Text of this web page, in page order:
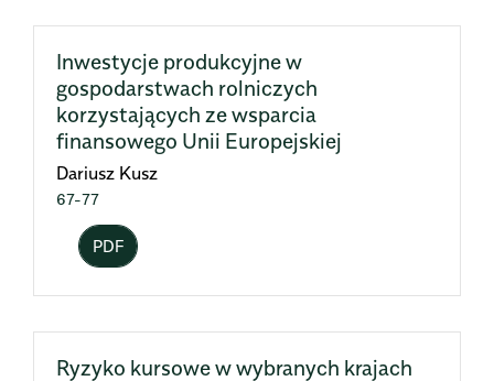
Inwestycje produkcyjne w
gospodarstwach rolniczych
korzystających ze wsparcia
finansowego Unii Europejskiej
Dariusz Kusz
67-77
PDF
Ryzyko kursowe w wybranych krajach